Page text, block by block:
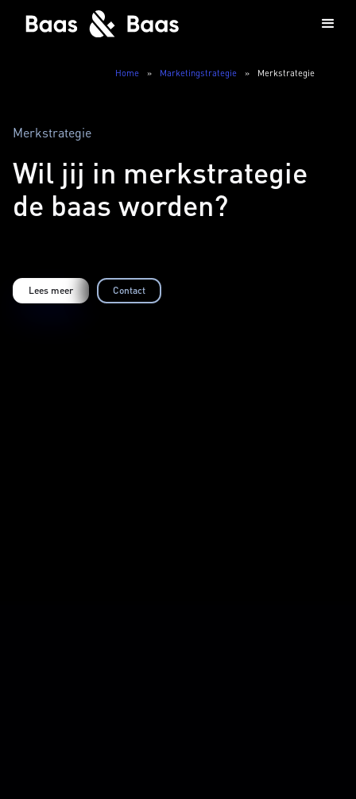
Home » Marketingstrategie » Merkstrategie
Merkstrategie
Wil jij in merkstrategie
de baas worden?
Lees meer Contact